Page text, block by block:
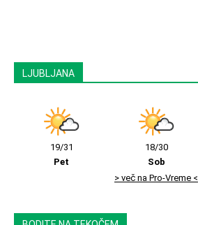
LJUBLJANA
19/31
Pet
18/30
Sob
> več na Pro-Vreme <